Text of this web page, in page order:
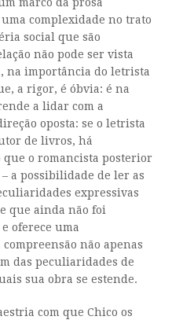
marco da prosa
complexidade no trato
social que são
não pode ser vista
na importância do letrista
a rigor, é óbvia: é na
a lidar com a
oposta: se o letrista
de livros, há
o romancista posterior
a possibilidade de ler as
expressivas
que ainda não foi
oferece uma
não apenas
das peculiaridades de
sua obra se estende.
com que Chico os